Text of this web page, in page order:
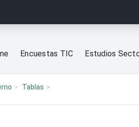
Encuestas TIC Estudios
Tablas